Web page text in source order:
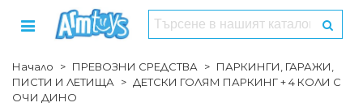
Начало > ПРЕВОЗНИ СРЕДСТВА > ПАРКИНГИ, ГАРАЖИ,
ПИСТИ И ЛЕТИЩА
> ДЕТСКИ ГОЛЯМ ПАРКИНГ + 4 КОЛИ С
ОЧИ ДИНО